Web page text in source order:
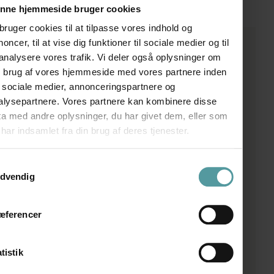
hjemmeside bruger cookies
cookies til at tilpasse vores indhold og
til at vise dig funktioner til sociale medier og til
vores trafik. Vi deler også oplysninger om
brug af vores hjemmeside med vores partnere inden
medier, annonceringspartnere og
Vores partnere kan kombinere disse
med andre oplysninger, du har givet dem, eller som
indsamlet fra din brug af deres tjenester.
Bestilling
Udfyld formularen med detaljer for din bestilling.
Herefter vender vi tilbage med et tilbud.